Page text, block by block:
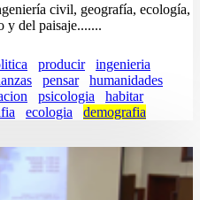
civil, geografía, ecología,
y del paisaje.......
producir
ingenieria
pensar
humanidades
psicologia
habitar
ecologia demografia